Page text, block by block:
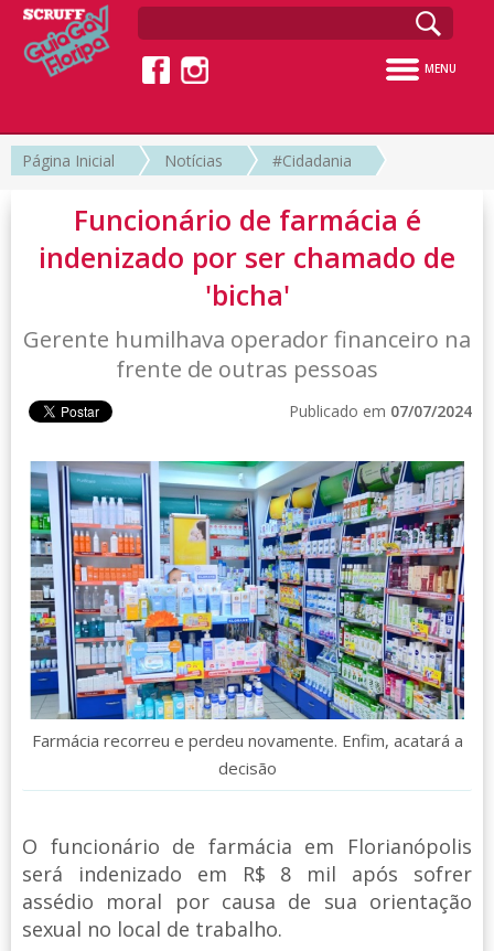
MENU
Página Inicial Notícias #Cidadania
Funcionário de farmácia é
indenizado por ser chamado de
'bicha'
Gerente humilhava operador financeiro na
frente de outras pessoas
Publicado em 07/07/2024
Farmácia recorreu e perdeu novamente. Enfim, acatará a
decisão
O funcionário de farmácia em Florianópolis
será indenizado em R$ 8 mil após sofrer
assédio moral por causa de sua orientação
sexual no local de trabalho.